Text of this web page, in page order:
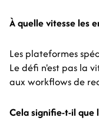
À quelle vitesse les
Les plateformes
Le défi n'est pas la
aux workflows de
Cela signifie-t-il que